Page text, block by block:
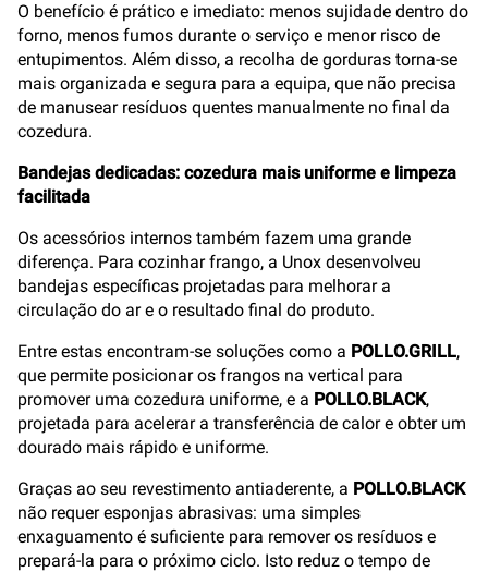
O benefício é prático e imediato: menos sujidade dentro do
forno, menos fumos durante o serviço e menor risco de
entupimentos. Além disso, a recolha de gorduras torna-se
mais organizada e segura para a equipa, que não precisa
de manusear resíduos quentes manualmente no final da
cozedura.
Bandejas dedicadas: cozedura mais uniforme e limpeza
facilitada
Os acessórios internos também fazem uma grande
diferença. Para cozinhar frango, a Unox desenvolveu
bandejas específicas projetadas para melhorar a
circulação do ar e o resultado final do produto.
Entre estas encontram-se soluções como a POLLO.GRILL,
que permite posicionar os frangos na vertical para
promover uma cozedura uniforme, e a POLLO.BLACK,
projetada para acelerar a transferência de calor e obter um
dourado mais rápido e uniforme.
Graças ao seu revestimento antiaderente, a POLLO.BLACK
não requer esponjas abrasivas: uma simples
enxaguamento é suficiente para remover os resíduos e
prepará-la para o próximo ciclo. Isto reduz o tempo de